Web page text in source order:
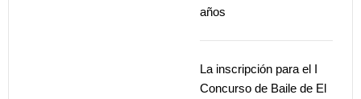
años
La inscripción para el I
Concurso de Baile de El